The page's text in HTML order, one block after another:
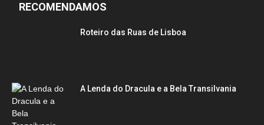
RECOMENDAMOS
Roteiro das Ruas de Lisboa
A Lenda do Dracula e a Bela Transilvania